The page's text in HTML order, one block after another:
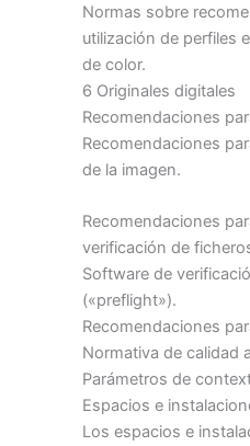
Normas sobre
utilización de perfiles
de color.
6 Originales digitales
Recomendaciones
Recomendaciones
de la imagen.
Recomendaciones
verificación de
Software de
(«preflight»).
Recomendaciones
Normativa de calidad
Parámetros de
Espacios e
Los espacios e